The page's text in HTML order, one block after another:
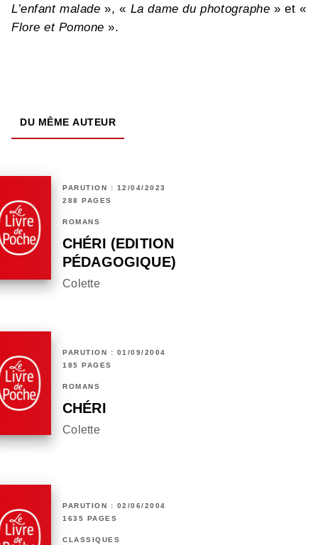
L’enfant malade », « La dame du photographe » et «
Flore et Pomone ».
DU MÊME AUTEUR
PARUTION : 12/04/2023
288 PAGES
ROMANS
CHÉRI (EDITION
PÉDAGOGIQUE)
Colette
PARUTION : 01/09/2004
185 PAGES
ROMANS
CHÉRI
Colette
PARUTION : 02/06/2004
1635 PAGES
CLASSIQUES